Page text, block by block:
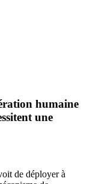
humaine
une
de déployer à